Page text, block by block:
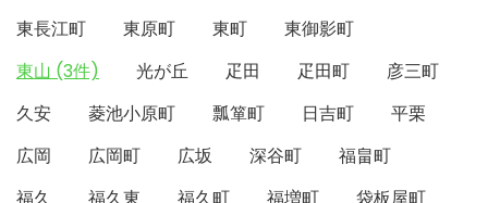
東長江町
東原町 東町
東御影町
東山 (3件)
光が丘 疋田 疋田町
彦三町
久安
菱池小原町 瓢箪町 日吉町
平栗
広岡
広岡町 広坂 深谷町
福畠町